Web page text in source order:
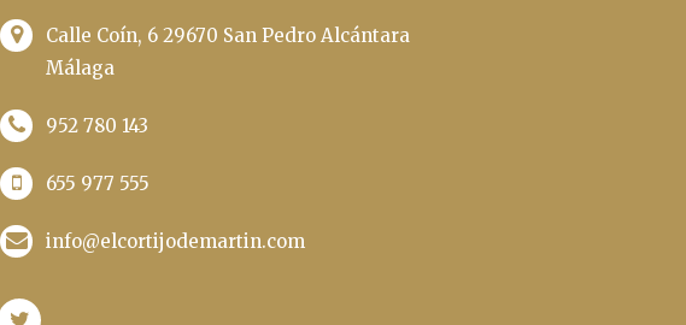
Calle Coín, 6 29670 San Pedro Alcántara
Málaga
952 780 143
655 977 555
info@elcortijodemartin.com